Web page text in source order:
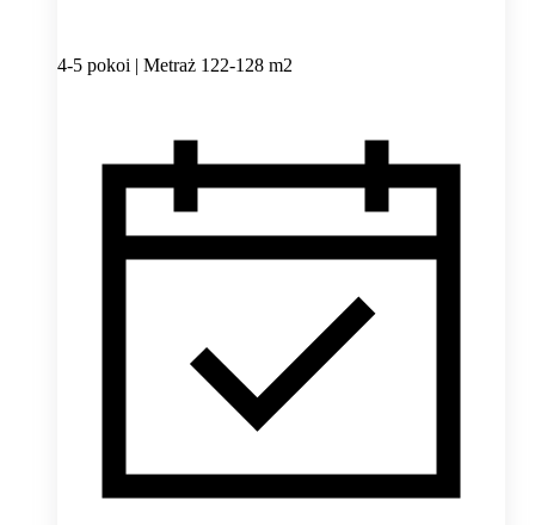
4-5 pokoi | Metraż 122-128 m2